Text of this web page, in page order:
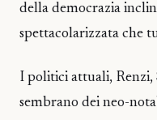
della democrazia
spettacolarizzata che
I politici attuali,
sembrano dei neo-